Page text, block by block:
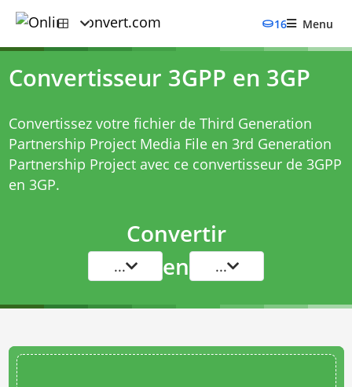
16 Menu
Convertisseur 3GPP en 3GP
Convertissez votre fichier de Third Generation
Partnership Project Media File en 3rd Generation
Partnership Project avec ce convertisseur de 3GPP
en 3GP.
Convertir
... en ...